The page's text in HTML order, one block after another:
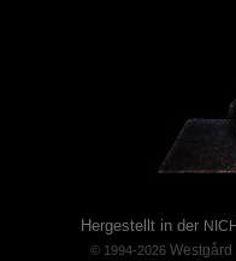
Hergestellt in der
© 1994-2026 Westgård